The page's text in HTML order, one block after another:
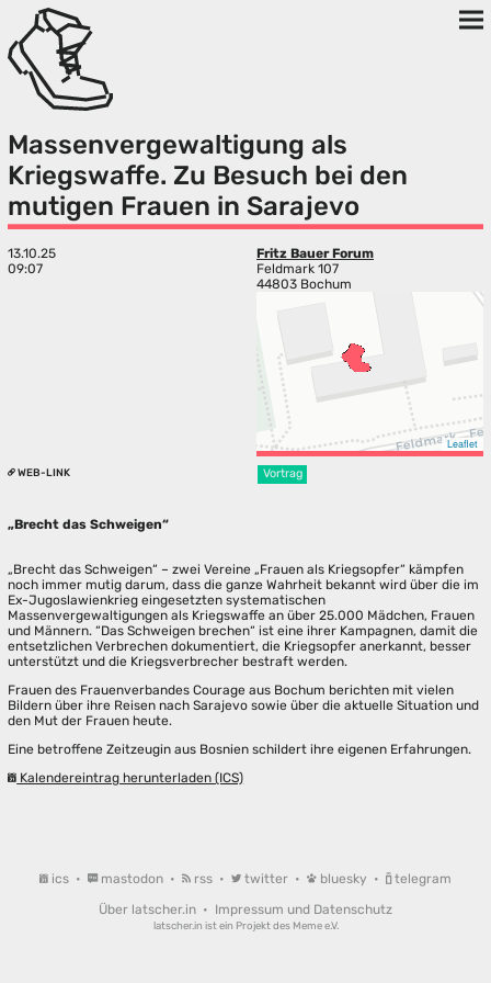
Massenvergewaltigung als
Kriegswaffe. Zu Besuch bei den
mutigen Frauen in Sarajevo
13.10.25
09:07
Fritz Bauer Forum
Feldmark 107
44803 Bochum
Leaflet
WEB-LINK Vortrag
„Brecht das Schweigen“
„Brecht das Schweigen“ – zwei Vereine „Frauen als Kriegsopfer“ kämpfen
noch immer mutig darum, dass die ganze Wahrheit bekannt wird über die im
Ex-Jugoslawienkrieg eingesetzten systematischen
Massenvergewaltigungen als Kriegswaffe an über 25.000 Mädchen, Frauen
und Männern. “Das Schweigen brechen“ ist eine ihrer Kampagnen, damit die
entsetzlichen Verbrechen dokumentiert, die Kriegsopfer anerkannt, besser
unterstützt und die Kriegsverbrecher bestraft werden.
Frauen des Frauenverbandes Courage aus Bochum berichten mit vielen
Bildern über ihre Reisen nach Sarajevo sowie über die aktuelle Situation und
den Mut der Frauen heute.
Eine betroffene Zeitzeugin aus Bosnien schildert ihre eigenen Erfahrungen.
Kalendereintrag herunterladen (ICS)
ics • mastodon • rss • twitter • bluesky •
telegram
Über latscher.in • Impressum und Datenschutz
latscher.in ist ein Projekt des Meme e.V.